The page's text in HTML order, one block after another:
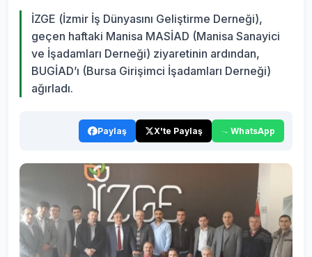
İZGE (İzmir İş Dünyasını Geliştirme Derneği),
geçen haftaki Manisa MASİAD (Manisa Sanayici
ve İşadamları Derneği) ziyaretinin ardından,
BUGİAD’ı (Bursa Girişimci İşadamları Derneği)
ağırladı.
Paylaş X'te Paylaş WhatsApp